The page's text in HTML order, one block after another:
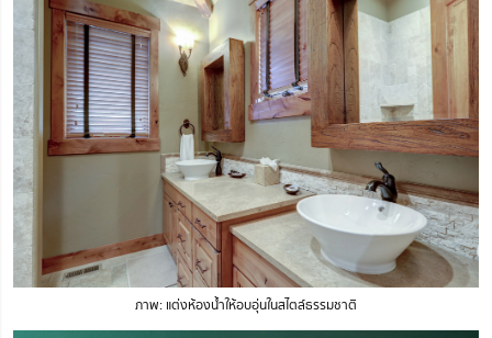
ภาพ: แต่งห้องน้ำให้อบอุ่นในสไตล์ธรรมชาติ